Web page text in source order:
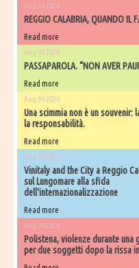
Aug 09 2026
REGGIO CALABRIA, QUANDO IL
Read more
Aug 09 2026
PASSAPAROLA. “NON AVER
Read more
Aug 09 2026
Una scimmia non è un souvenir:
la responsabilità.
Read more
Aug 09 2026
Vinitaly and the City a Reggio
sul Lungomare alla sfida
dell'internazionalizzazione
Read more
Aug 09 2026
Polistena, violenze durante una
per due soggetti dopo la rissa